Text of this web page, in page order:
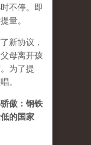
不停。即
量。
新协议，
母离开孩
为了提
。
傲：钢铁
的国家